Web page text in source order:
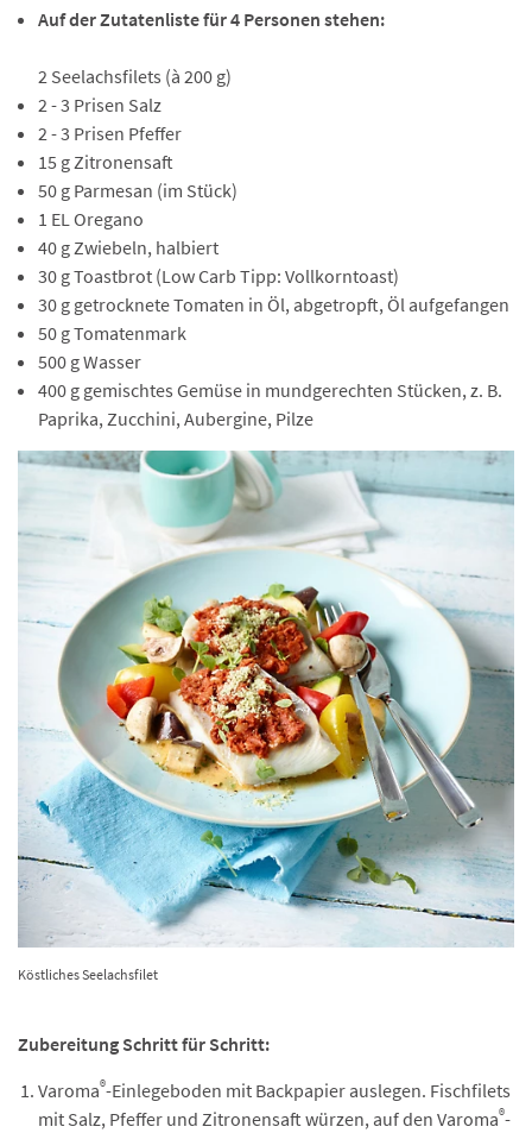
Auf der Zutatenliste für 4 Personen stehen:
2 Seelachsfilets (à 200 g)
2 - 3 Prisen Salz
2 - 3 Prisen Pfeffer
15 g Zitronensaft
50 g Parmesan (im Stück)
1 EL Oregano
40 g Zwiebeln, halbiert
30 g Toastbrot (Low Carb Tipp: Vollkorntoast)
30 g getrocknete Tomaten in Öl, abgetropft, Öl aufgefangen
50 g Tomatenmark
500 g Wasser
400 g gemischtes Gemüse in mundgerechten Stücken, z. B.
Paprika, Zucchini, Aubergine, Pilze
Köstliches Seelachsfilet
Zubereitung Schritt für Schritt:
Varoma®-Einlegeboden mit Backpapier auslegen. Fischfilets
mit Salz, Pfeffer und Zitronensaft würzen, auf den Varoma®-